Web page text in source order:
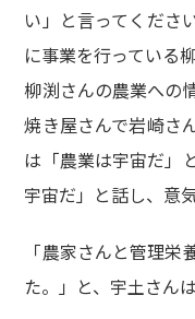
い」と言ってくださ
に事業を行っている
柳渕さんの農業への
焼き屋さんで岩崎さ
は「農業は宇宙だ」
宇宙だ」と話し、意
「農家さんと管理
た。」と、宇土さん